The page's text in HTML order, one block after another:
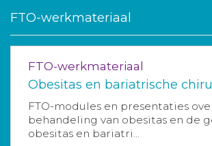
FTO-werkmateriaal
FTO-werkmateriaal
Obesitas en bariatrische
FTO-modules en presentaties
behandeling van obesitas en de
obesitas en bariatri...